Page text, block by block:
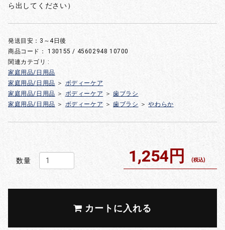
ら出してください）
発送目安：3～4日後
商品コード：130155 / 45602948 10700
関連カテゴリ :
家庭用品/日用品
家庭用品/日用品 ＞ ボディーケア
家庭用品/日用品 ＞ ボディーケア ＞ 歯ブラシ
家庭用品/日用品 ＞ ボディーケア ＞ 歯ブラシ ＞ やわらか
数量 1,254円 (税込)
カートに入れる